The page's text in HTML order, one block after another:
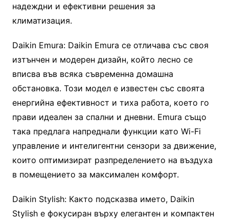
надеждни и ефективни решения за
климатизация.
Daikin Emura: Daikin Emura се отличава със своя
изтънчен и модерен дизайн, който лесно се
вписва във всяка съвременна домашна
обстановка. Този модел е известен със своята
енергийна ефективност и тиха работа, което го
прави идеален за спални и дневни. Emura също
така предлага напреднали функции като Wi-Fi
управление и интелигентни сензори за движение,
които оптимизират разпределението на въздуха
в помещението за максимален комфорт.
Daikin Stylish: Както подсказва името, Daikin
Stylish е фокусиран върху елегантен и компактен